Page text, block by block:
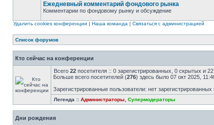
закрыт
Ежедневный комментарий фондового рынка
Комментарии по фондовому рынку и обсуждение
Удалить cookies конференции | Наша команда | Связаться с администрацией
Список форумов
Кто сейчас на конференции
Всего 22 посетителя :: 0 зарегистрированных, 0 скрытых и
Больше всего посетителей (276) здесь было 07 окт 2025,
Зарегистрированные пользователи: нет зарегистрированных
Легенда :: Администраторы Супермодераторы
Дни рождения